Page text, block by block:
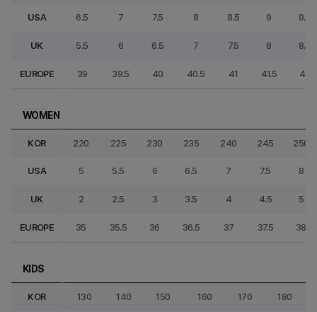
USA 6.5 7 7.5 8 8.5 9 9.5
UK 5.5 6 6.5 7 7.5 8 8.5
EUROPE 39 39.5 40 40.5 41 41.5 42
WOMEN
KOR 220 225 230 235 240 245 250
USA 5 5.5 6 6.5 7 7.5 8
UK 2 2.5 3 3.5 4 4.5 5
EUROPE 35 35.5 36 36.5 37 37.5 38
KIDS
KOR 130 140 150 160 170 180